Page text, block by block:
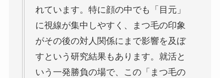
れています。特に顔の中でも「目元」
に視線が集中しやすく、まつ毛の印象
がその後の対人関係にまで影響を及ぼ
すという研究結果もあります。就活と
いう一発勝負の場で、この「まつ毛の